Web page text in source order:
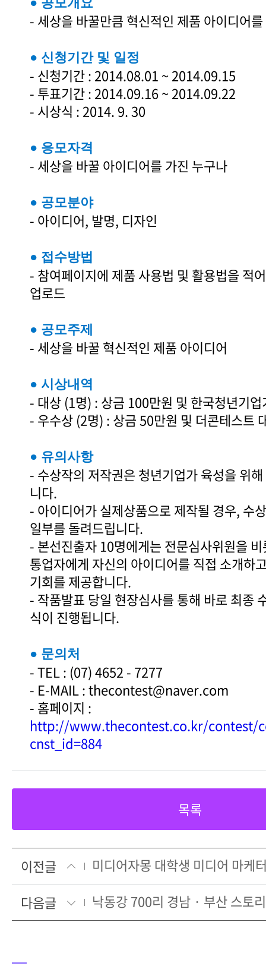
- 세상을 바꿀만큼 혁신적인 제품 아이디어
● 신청기간 및 일정
- 신청기간 : 2014.08.01 ~ 2014.09.15
- 투표기간 : 2014.09.16 ~ 2014.09.22
- 시상식 : 2014. 9. 30
● 응모자격
- 세상을 바꿀 아이디어를 가진 누구나
● 공모분야
- 아이디어, 발명, 디자인
● 접수방법
- 참여페이지에 제품 사용법 및 활용법을 적
업로드
● 공모주제
- 세상을 바꿀 혁신적인 제품 아이디어
● 시상내역
- 대상 (1명) : 상금 100만원 및 한국청년기
- 우수상 (2명) : 상금 50만원 및 더콘테스트
● 유의사항
- 수상작의 저작권은 청년기업가 육성을 위
니다.
- 아이디어가 실제상품으로 제작될 경우, 수
일부를 돌려드립니다.
- 본선진출자 10명에게는 전문심사위원을
통업자에게 자신의 아이디어를 직접 소개하
기회를 제공합니다.
- 작품발표 당일 현장심사를 통해 바로 최종
식이 진행됩니다.
● 문의처
- TEL : (07) 4652 - 7277
- E-MAIL : thecontest@naver.com
- 홈페이지 :
http://www.thecontest.co.kr/contest/
cnst_id=884
목록
이전글
미디어자몽 대학생 미디어 마케
다음글
낙동강 700리 경남 · 부산 스토